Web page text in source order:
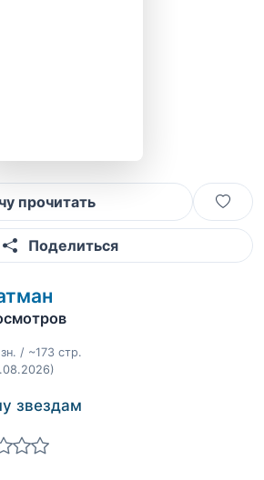
прочитать
Поделиться
/ ~173 стр.
звездам